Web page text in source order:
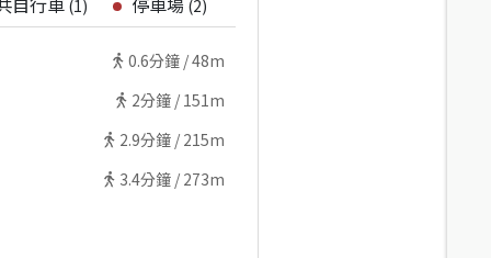
(1) (2)
0.6分鐘 /48m
2分鐘 / 151m
2.9分鐘 / 215m
3.4分鐘 / 273m